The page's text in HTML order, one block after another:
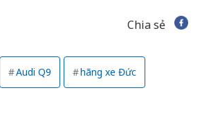
Chia sẻ
Audi Q9 hãng xe Đức